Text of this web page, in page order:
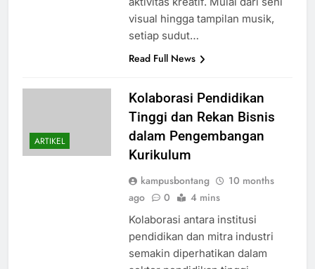
visual hingga tampilan musik,
setiap sudut…
Read Full News
ARTIKEL
Kolaborasi Pendidikan
Tinggi dan Rekan Bisnis
dalam Pengembangan
Kurikulum
kampusbontang
10 months
ago
0 4 mins
Kolaborasi antara institusi
pendidikan dan mitra industri
semakin diperhatikan dalam